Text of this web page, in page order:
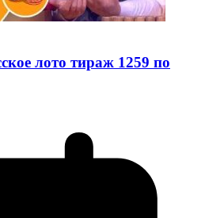
лото тираж 1259 по